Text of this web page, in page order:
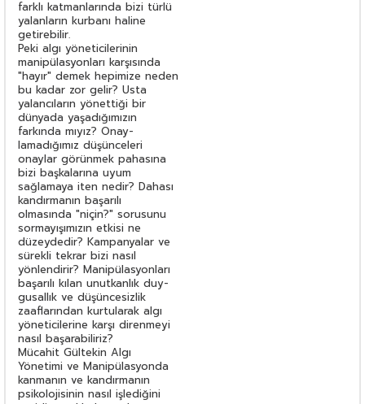
farklı katmanlarında bizi türlü
yalanların kurbanı haline
getirebilir.
Peki algı yöneticilerinin
manipülasyonları karşısında
"hayır" demek hepimize neden
bu kadar zor gelir? Usta
yalancıların yönettiği bir
dünyada yaşadığımızın
farkında mıyız? Onay­
lamadığımız düşünceleri
onaylar görünmek pahasına
bizi başkalarına uyum
sağlamaya iten nedir? Dahası
kandırmanın başarılı
olmasında "niçin?" sorusunu
sormayışımızın etkisi ne
düzeydedir? Kampanyalar ve
sürekli tekrar bizi nasıl
yönlendirir? Manipülasyonları
başarılı kılan unutkanlık duy­
gusallık ve düşüncesizlik
zaaflarından kurtularak algı
yöneti­cilerine karşı direnmeyi
nasıl başarabiliriz?
Mücahit Gültekin Algı
Yönetimi ve Manipülasyonda
kanmanın ve kandırmanın
psikolojisinin nasıl işlediğini